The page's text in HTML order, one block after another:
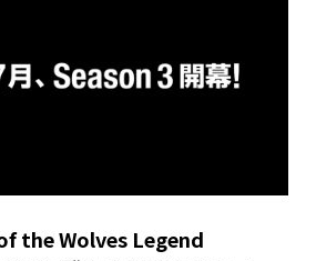
the Wolves Legend